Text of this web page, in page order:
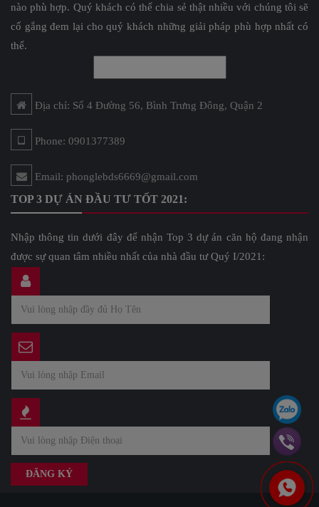
nào phù hợp. Quý khách có thể chia sẻ thật nhiều với chúng tôi sẽ
cố gắng đem lại cho quý khách những giải pháp phù hợp nhất có
thể.
Địa chỉ: Số 4 Đường 56, Bình Trưng Đông, Quận 2
Phone: 0901377389
Email: phonglebds6669@gmail.com
TOP 3 DỰ ÁN ĐẦU TƯ TỐT 2021:
Nhập thông tin dưới đây để nhận Top 3 dự án căn hộ đang nhận
được sự quan tâm nhiều nhất của nhà đầu tư Quý I/2021: